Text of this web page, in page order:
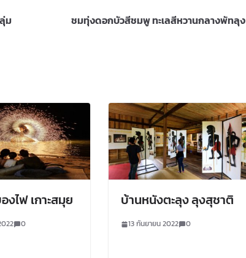
ม
ชมทุ่งดอกบัวสีชมพู ทะเลสีหวานกลางพัทลุง
งไฟ เกาะสมุย
0
บ้านหนังตะลุง ลุงสุชาติ
13 กันยายน 2022 0